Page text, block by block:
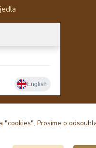
"cookies". Prosíme o